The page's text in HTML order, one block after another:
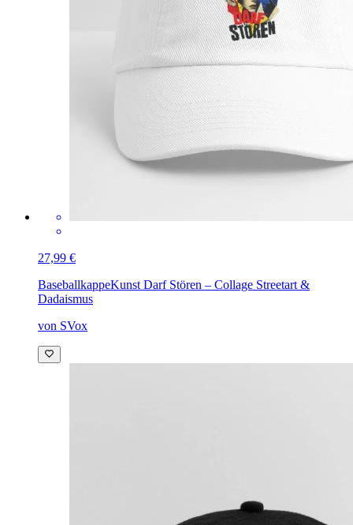
27,99 €
BaseballkappeKunst Darf Stören – Collage Streetart &
Dadaismus
von SVox